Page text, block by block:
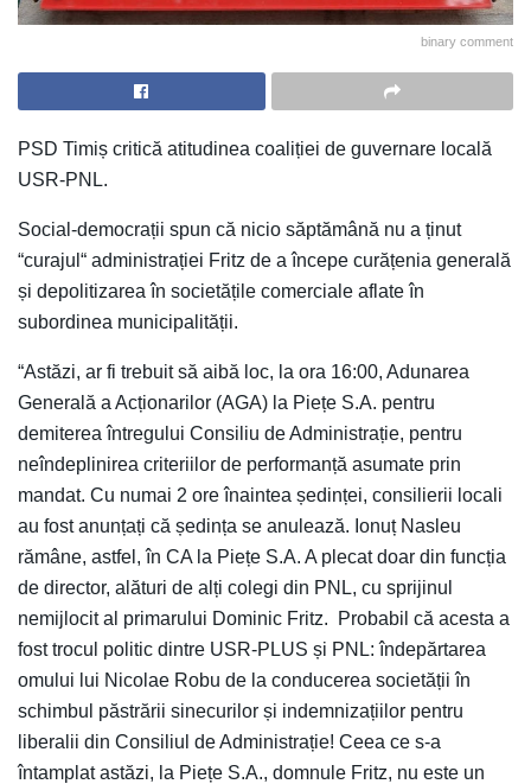
binary comment
PSD Timiș critică atitudinea coaliției de guvernare locală
USR-PNL.
Social-democrații spun că nicio săptămână nu a ținut
“curajul“ administrației Fritz de a începe curățenia generală
și depolitizarea în societățile comerciale aflate în
subordinea municipalității.
“Astăzi, ar fi trebuit să aibă loc, la ora 16:00, Adunarea
Generală a Acționarilor (AGA) la Piețe S.A. pentru
demiterea întregului Consiliu de Administrație, pentru
neîndeplinirea criteriilor de performanță asumate prin
mandat. Cu numai 2 ore înaintea ședinței, consilierii locali
au fost anunțați că ședința se anulează. Ionuț Nasleu
rămâne, astfel, în CA la Piețe S.A. A plecat doar din funcția
de director, alături de alți colegi din PNL, cu sprijinul
nemijlocit al primarului Dominic Fritz. Probabil că acesta a
fost trocul politic dintre USR-PLUS și PNL: îndepărtarea
omului lui Nicolae Robu de la conducerea societății în
schimbul păstrării sinecurilor și indemnizațiilor pentru
liberalii din Consiliul de Administrație! Ceea ce s-a
întamplat astăzi, la Piețe S.A., domnule Fritz, nu este un